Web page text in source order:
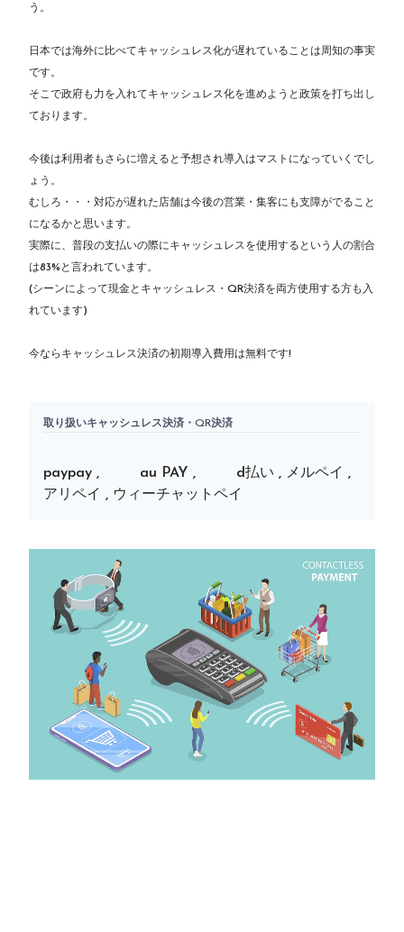
う。
日本では海外に比べてキャッシュレス化が遅れていることは周知の事実
です。
そこで政府も力を入れてキャッシュレス化を進めようと政策を打ち出し
ております。
今後は利用者もさらに増えると予想され導入はマストになっていくでし
ょう。
むしろ・・・対応が遅れた店舗は今後の営業・集客にも支障がでること
になるかと思います。
実際に、普段の支払いの際にキャッシュレスを使用するという人の割合
は83%と言われています。
(シーンによって現金とキャッシュレス・QR決済を両方使用する方も入
れています)
今ならキャッシュレス決済の初期導入費用は無料です!
取り扱いキャッシュレス決済・QR決済
paypay , au PAY , d払い , メルペイ ,
アリペイ , ウィーチャットペイ